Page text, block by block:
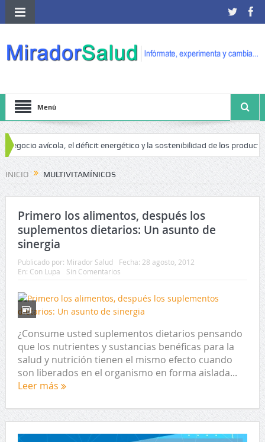
Menú
avícola, el déficit energético y la sostenibilidad de los
de cáncer
INICIO MULTIVITAMÍNICOS
Primero los alimentos, después los
suplementos dietarios: Un asunto de
sinergia
Publicado por: Mirador Salud Fecha: 28 agosto, 2012
En: Con Lupa Sin Comentarios
¿Consume usted suplementos dietarios pensando
que los nutrientes y sustancias benéficas para la
salud y nutrición tienen el mismo efecto cuando
son liberados en el organismo en forma aislada...
Leer más